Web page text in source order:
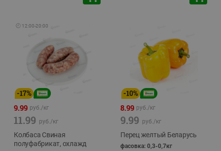
🕘 12:00-20:00
-17%
9.99 руб./кг
11.99 руб./кг
Колбаса Свиная
полуфабрикат, охлажд
-10%
8.99 руб./кг
9.99 руб./кг
Перец желтый Беларусь
фасовка: 0,3-0,7кг